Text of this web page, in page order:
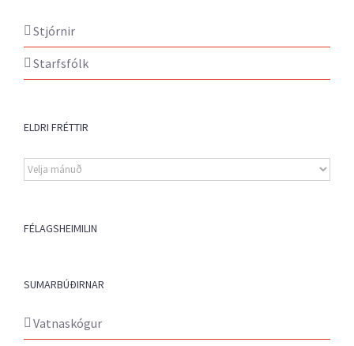
Stjórnir
Starfsfólk
ELDRI FRÉTTIR
Eldri
fréttir
FÉLAGSHEIMILIN
SUMARBÚÐIRNAR
Vatnaskógur